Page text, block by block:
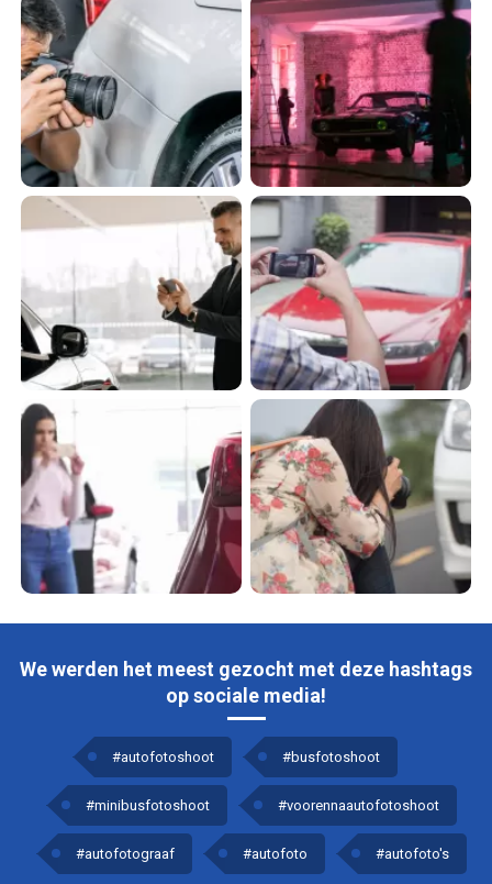
We werden het meest gezocht met deze hashtags
op sociale media!
#autofotoshoot #busfotoshoot
#minibusfotoshoot #voorennaautofotoshoot
#autofotograaf #autofoto #autofoto's